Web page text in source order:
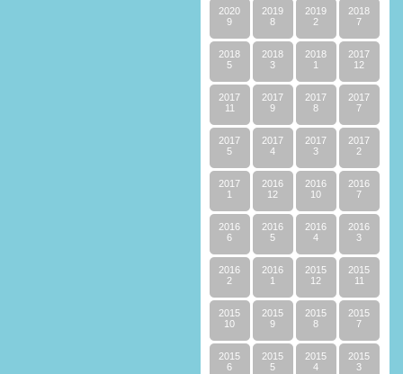
2020
9
2019
8
2019
2
2018
7
2018
5
2018
3
2018
1
2017
12
2017
11
2017
9
2017
8
2017
7
2017
5
2017
4
2017
3
2017
2
2017
1
2016
12
2016
10
2016
7
2016
6
2016
5
2016
4
2016
3
2016
2
2016
1
2015
12
2015
11
2015
10
2015
9
2015
8
2015
7
2015
6
2015
5
2015
4
2015
3